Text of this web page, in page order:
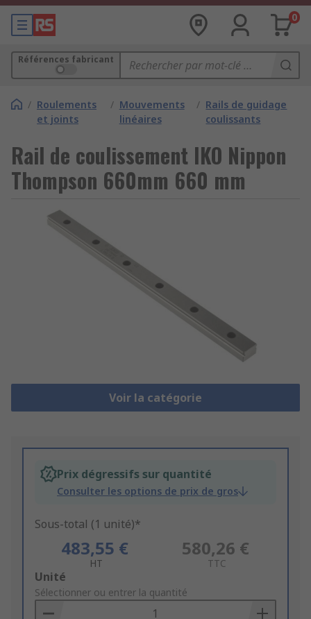
0
Références fabricant
/ Roulements
et joints
/ Mouvements
linéaires
/ Rails de guidage
coulissants
Rail de coulissement IKO Nippon
Thompson 660mm 660 mm
Voir la catégorie
Prix dégressifs sur quantité
Consulter les options de prix de gros
Sous-total (1 unité)*
483,55 €
HT
580,26 €
TTC
Add
to
Basket
Unité
Sélectionner ou entrer la quantité